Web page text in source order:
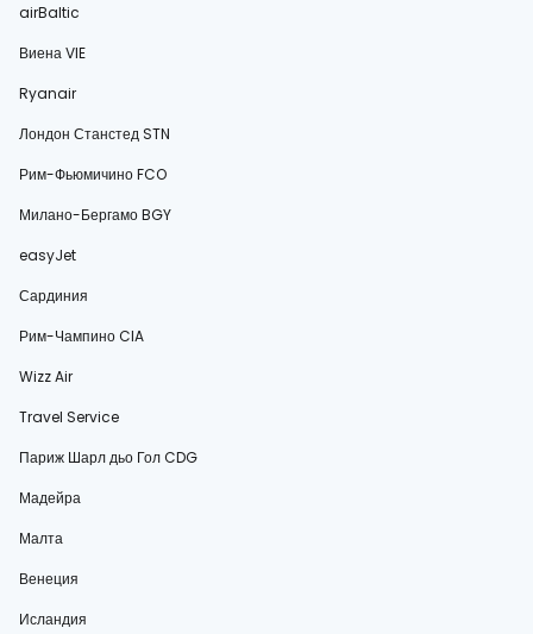
airBaltic
Виена VIE
Ryanair
Лондон Станстед STN
Рим-Фьюмичино FCO
Милано-Бергамо BGY
easyJet
Сардиния
Рим-Чампино CIA
Wizz Air
Travel Service
Париж Шарл дьо Гол CDG
Мадейра
Малта
Венеция
Исландия